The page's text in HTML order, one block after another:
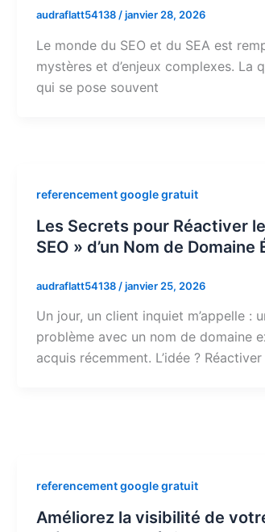
audraflatt54138/janvier 28, 2026
Le monde du SEO et du SEA est
mystères et d’enjeux complexes. La
qui se pose souvent
referencement google gratuit
Les Secrets pour Réactiver
SEO » d’un Nom de Domaine
audraflatt54138 /janvier 25, 2026
Un jour, un client inquiet m’appelle :
problème avec un nom de domaine
acquis récemment. L’idée ? Réactiver
referencement google gratuit
Améliorez la visibilité de